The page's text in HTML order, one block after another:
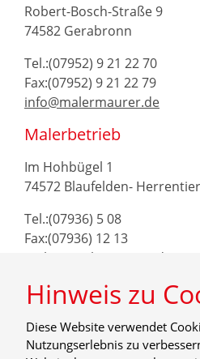
Robert-Bosch-Straße 9
74582 Gerabronn
Tel.:(07952) 9 21 22 70
Fax:(07952) 9 21 22 79
info@malermaurer.de
Malerbetrieb
Im Hohbügel 1
74572 Blaufelden-
Tel.:(07936) 5 08
Fax:(07936) 12 13
maler@malermaurer.de
Hinweis zu
Diese Website verwendet
Nutzungserlebnis zu